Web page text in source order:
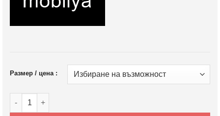
Размер / цена :
количество за Тапицирано легло Bloom с матрак Bloom